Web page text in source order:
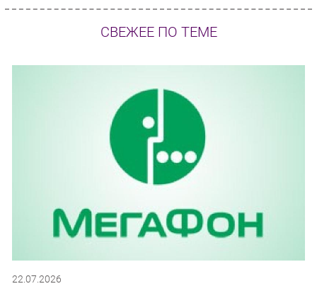
СВЕЖЕЕ ПО ТЕМЕ
22.07.2026